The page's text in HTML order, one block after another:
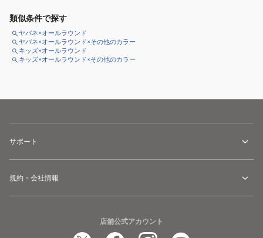
類似条件で探す
ヤバネ×オールラウンド
ヤバネ×オールラウンド×その他のカラー
キッズ×オールラウンド
キッズ×オールラウンド×その他のカラー
サポート
規約・会社情報
店舗公式アカウント